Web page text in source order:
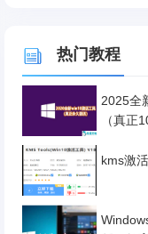
热门教程
2025全
（真正
kms激